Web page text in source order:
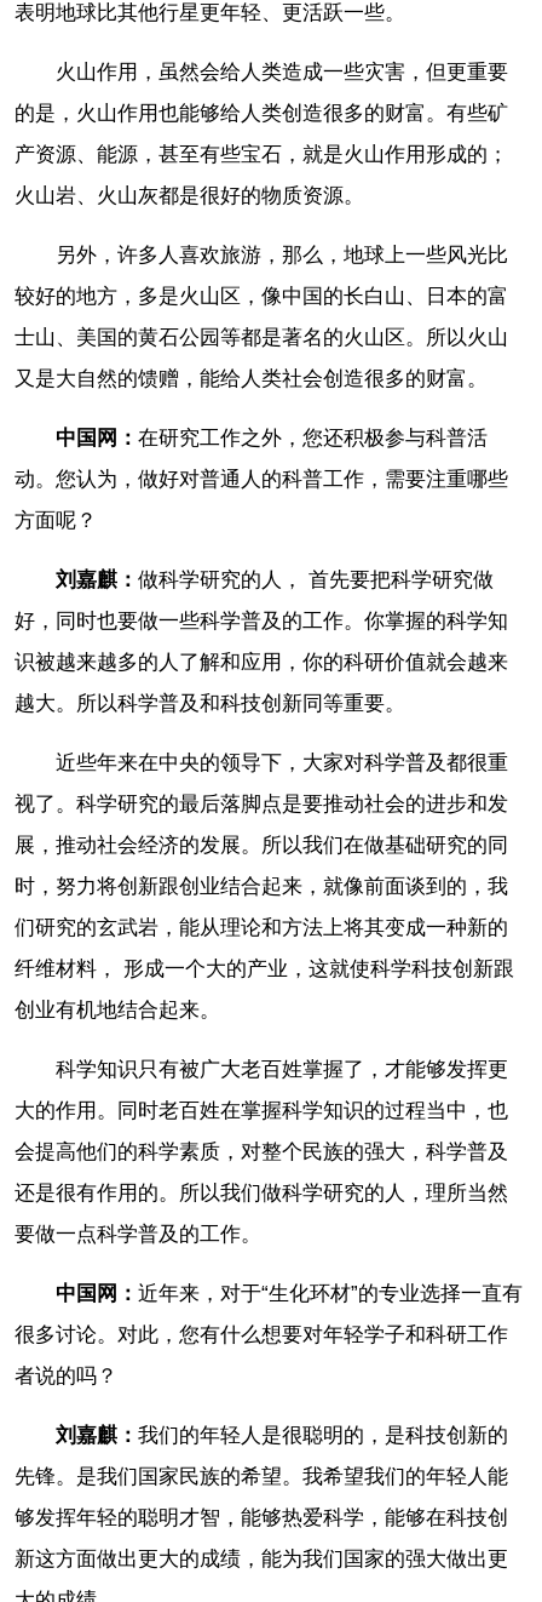
表明地球比其他行星更年轻、更活跃一些。
火山作用，虽然会给人类造成一些灾害，但更重要
的是，火山作用也能够给人类创造很多的财富。有些矿
产资源、能源，甚至有些宝石，就是火山作用形成的；
火山岩、火山灰都是很好的物质资源。
另外，许多人喜欢旅游，那么，地球上一些风光比
较好的地方，多是火山区，像中国的长白山、日本的富
士山、美国的黄石公园等都是著名的火山区。所以火山
又是大自然的馈赠，能给人类社会创造很多的财富。
中国网： 在研究工作之外，您还积极参与科普活
动。您认为，做好对普通人的科普工作，需要注重哪些
方面呢？
刘嘉麒： 做科学研究的人， 首先要把科学研究做
好，同时也要做一些科学普及的工作。你掌握的科学知
识被越来越多的人了解和应用，你的科研价值就会越来
越大。所以科学普及和科技创新同等重要。
近些年来在中央的领导下，大家对科学普及都很重
视了。科学研究的最后落脚点是要推动社会的进步和发
展，推动社会经济的发展。所以我们在做基础研究的同
时，努力将创新跟创业结合起来，就像前面谈到的，我
们研究的玄武岩，能从理论和方法上将其变成一种新的
纤维材料， 形成一个大的产业，这就使科学科技创新跟
创业有机地结合起来。
科学知识只有被广大老百姓掌握了，才能够发挥更
大的作用。同时老百姓在掌握科学知识的过程当中，也
会提高他们的科学素质，对整个民族的强大，科学普及
还是很有作用的。所以我们做科学研究的人，理所当然
要做一点科学普及的工作。
中国网： 近年来，对于“生化环材”的专业选择一直有
很多讨论。对此，您有什么想要对年轻学子和科研工作
者说的吗？
刘嘉麒： 我们的年轻人是很聪明的，是科技创新的
先锋。是我们国家民族的希望。我希望我们的年轻人能
够发挥年轻的聪明才智，能够热爱科学，能够在科技创
新这方面做出更大的成绩，能为我们国家的强大做出更